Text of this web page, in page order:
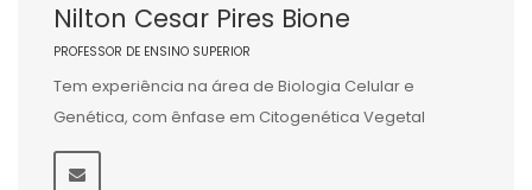
Nilton Cesar Pires Bione
PROFESSOR DE ENSINO SUPERIOR
Tem experiência na área de Biologia Celular e
Genética, com ênfase em Citogenética Vegetal